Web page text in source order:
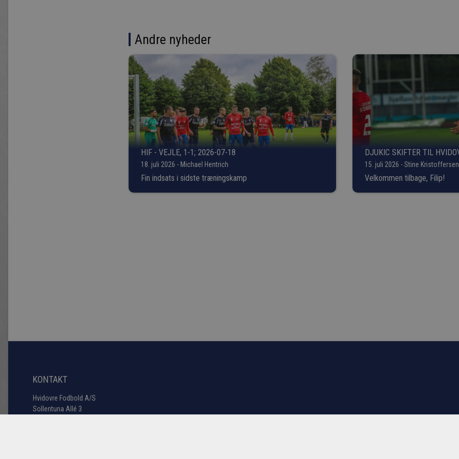
Andre nyheder
HIF - VEJLE, 1-1; 2026-07-18
18. juli 2026 - Michael Hentrich
Fin indsats i sidste træningskamp
DJUKIC SKIFTER TIL
15. juli 2026 - Stine Kristoffersen
Velkommen tilbage, Filip!
KONTAKT
Hvidovre Fodbold A/S
Sollentuna Allé 3